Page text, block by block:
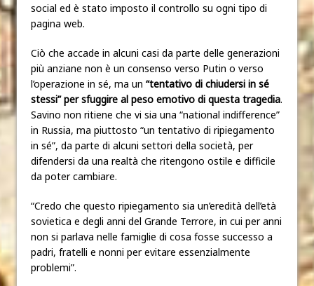
social ed è stato imposto il controllo su ogni tipo di
pagina web.
Ciò che accade in alcuni casi da parte delle generazioni
più anziane non è un consenso verso Putin o verso
l’operazione in sé, ma un “tentativo di chiudersi in sé
stessi” per sfuggire al peso emotivo di questa tragedia.
Savino non ritiene che vi sia una “national indifference”
in Russia, ma piuttosto “un tentativo di ripiegamento
in sé”, da parte di alcuni settori della società, per
difendersi da una realtà che ritengono ostile e difficile
da poter cambiare.
“Credo che questo ripiegamento sia un’eredità dell’età
sovietica e degli anni del Grande Terrore, in cui per anni
non si parlava nelle famiglie di cosa fosse successo a
padri, fratelli e nonni per evitare essenzialmente
problemi”.